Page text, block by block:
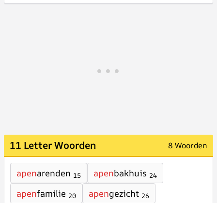
11 Letter Woorden 8 Woorden
apenarenden 15 apenbakhuis 24
apenfamilie 20 apengezicht 26